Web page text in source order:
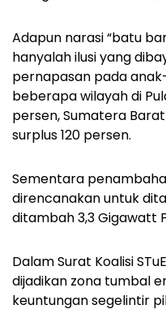
Adapun narasi “batu
hanyalah ilusi yang
pernapasan pada
beberapa wilayah di
persen, Sumatera
surplus 120 persen.
Sementara
direncanakan untuk
ditambah 3,3 Gigawatt
Dalam Surat Koalisi
dijadikan zona tumbal
keuntungan segelintir